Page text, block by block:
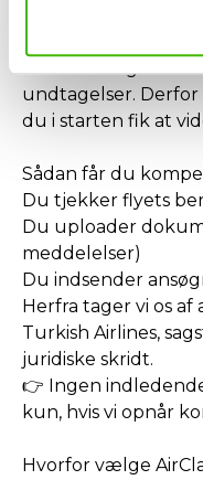
Restriktioner pålagt
⚠️ Almindelige
undtagelser.
du i starten fik at
Sådan får du
Du tjekker flyets
Du uploader
meddelelser)
Du indsender
Herfra tager vi os
Turkish Airlines,
juridiske skridt.
👉 Ingen
kun, hvis vi opnår
Hvorfor vælge